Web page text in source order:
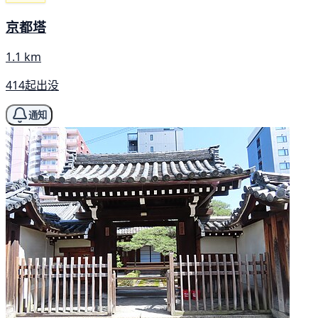
京都塔
1.1 km
414起出没
通知